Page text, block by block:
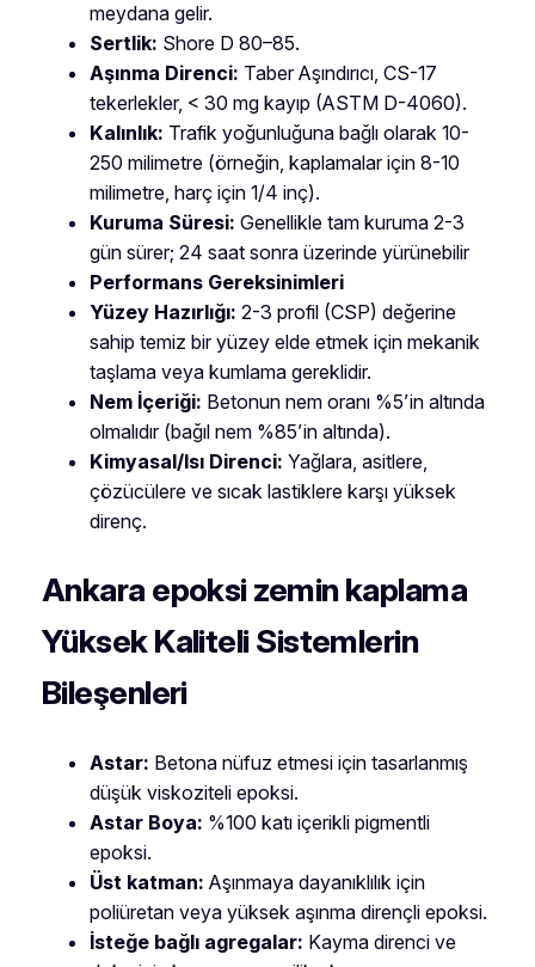
meydana gelir.
Sertlik: Shore D 80–85.
Aşınma Direnci: Taber Aşındırıcı, CS-17
tekerlekler, < 30 mg kayıp (ASTM D-4060).
Kalınlık: Trafik yoğunluğuna bağlı olarak 10-
250 milimetre (örneğin, kaplamalar için 8-10
milimetre, harç için 1/4 inç).
Kuruma Süresi: Genellikle tam kuruma 2-3
gün sürer; 24 saat sonra üzerinde yürünebilir
Performans Gereksinimleri
Yüzey Hazırlığı: 2-3 profil (CSP) değerine
sahip temiz bir yüzey elde etmek için mekanik
taşlama veya kumlama gereklidir.
Nem İçeriği: Betonun nem oranı %5’in altında
olmalıdır (bağıl nem %85’in altında).
Kimyasal/Isı Direnci: Yağlara, asitlere,
çözücülere ve sıcak lastiklere karşı yüksek
direnç.
Ankara epoksi zemin kaplama
Yüksek Kaliteli Sistemlerin
Bileşenleri
Astar: Betona nüfuz etmesi için tasarlanmış
düşük viskoziteli epoksi.
Astar Boya: %100 katı içerikli pigmentli
epoksi.
Üst katman: Aşınmaya dayanıklılık için
poliüretan veya yüksek aşınma dirençli epoksi.
İsteğe bağlı agregalar: Kayma direnci ve